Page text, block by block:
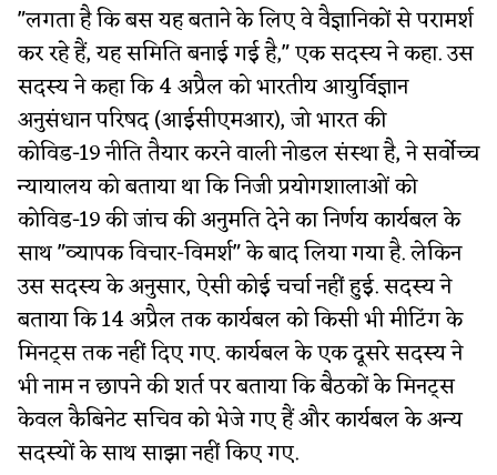
"लगता है कि बस यह बताने के लिए वे वैज्ञानिकों से परामर्श
कर रहे हैं, यह समिति बनाई गई है," एक सदस्य ने कहा. उस
सदस्य ने कहा कि 4 अप्रैल को भारतीय आयुर्विज्ञान
अनुसंधान परिषद (आईसीएमआर), जो भारत की
कोविड-19 नीति तैयार करने वाली नोडल संस्था है, ने सर्वोच्च
न्यायालय को बताया था कि निजी प्रयोगशालाओं को
कोविड-19 की जांच की अनुमति देने का निर्णय कार्यबल के
साथ "व्यापक विचार-विमर्श" के बाद लिया गया है. लेकिन
उस सदस्य के अनुसार, ऐसी कोई चर्चा नहीं हुई. सदस्य ने
बताया कि 14 अप्रैल तक कार्यबल को किसी भी मीटिंग के
मिनट्स तक नहीं दिए गए. कार्यबल के एक दूसरे सदस्य ने
भी नाम न छापने की शर्त पर बताया कि बैठकों के मिनट्स
केवल कैबिनेट सचिव को भेजे गए हैं और कार्यबल के अन्य
सदस्यों के साथ साझा नहीं किए गए.